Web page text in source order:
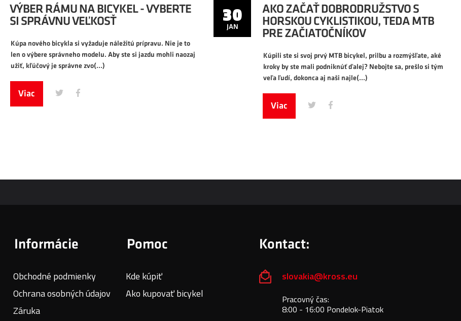
VÝBER RÁMU NA BICYKEL - VYBERTE
SI SPRÁVNU VEĽKOSŤ
Kúpa nového bicykla si vyžaduje náležitú prípravu. Nie je to
len o výbere správneho modelu. Aby ste si jazdu mohli naozaj
užiť, kľúčový je správne zvo(...)
Viac
30
JAN
AKO ZAČAŤ DOBRODRUŽSTVO S
HORSKOU CYKLISTIKOU, TEDA MTB
PRE ZAČIATOČNÍKOV
Kúpili ste si svoj prvý MTB bicykel, prilbu a rozmýšľate, aké
kroky by ste mali podniknúť ďalej? Nebojte sa, prešlo si tým
veľa ľudí, dokonca aj naši najle(...)
Viac
Informácie
Obchodné podmienky
Ochrana osobných údajov
Záruka
Pomoc
Kde kúpiť
Ako kupovať bicykel
Kontact:
slovakia@kross.eu
Pracovný čas:
8:00 - 16:00 Pondelok-Piatok